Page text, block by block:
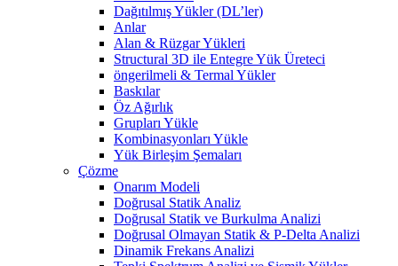
Dağıtılmış Yükler (DL’ler)
Anlar
Alan & Rüzgar Yükleri
Structural 3D ile Entegre Yük Üreteci
öngerilmeli & Termal Yükler
Baskılar
Öz Ağırlık
Grupları Yükle
Kombinasyonları Yükle
Yük Birleşim Şemaları
Çözme
Onarım Modeli
Doğrusal Statik Analiz
Doğrusal Statik ve Burkulma Analizi
Doğrusal Olmayan Statik & P-Delta Analizi
Dinamik Frekans Analizi